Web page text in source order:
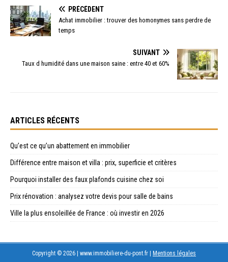
PRÉCÉDENT
Achat immobilier : trouver des homonymes sans perdre de
temps
SUIVANT
Taux d humidité dans une maison saine : entre 40 et 60%
ARTICLES RÉCENTS
Qu’est ce qu’un abattement en immobilier
Différence entre maison et villa : prix, superficie et critères
Pourquoi installer des faux plafonds cuisine chez soi
Prix rénovation : analysez votre devis pour salle de bains
Ville la plus ensoleillée de France : où investir en 2026
Copyright © 2026 | www.immobiliere-du-pont.fr Mentions légales